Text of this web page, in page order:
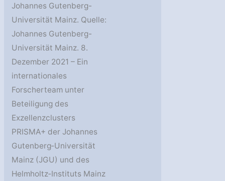
Johannes Gutenberg-
Universität Mainz. Quelle:
Johannes Gutenberg-
Universität Mainz. 8.
Dezember 2021 – Ein
internationales
Forscherteam unter
Beteiligung des
Exzellenzclusters
PRISMA+ der Johannes
Gutenberg‐Universität
Mainz (JGU) und des
Helmholtz‐Instituts Mainz